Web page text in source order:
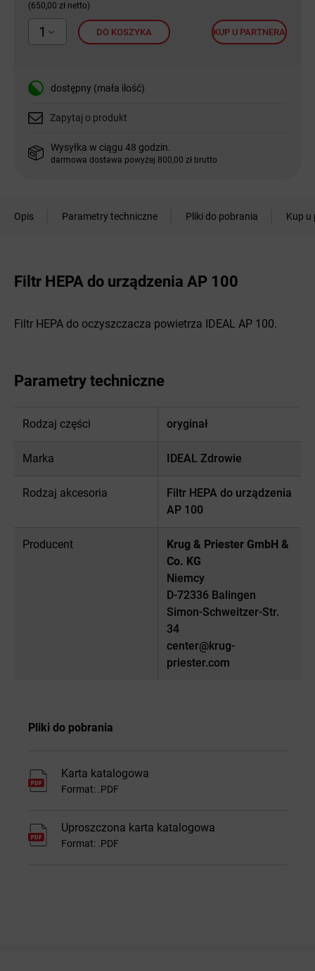
(650,00 zł netto)
1 DO KOSZYKA KUP U PARTNERA
dostępny (mała ilość)
Zapytaj o produkt
Wysyłka w ciągu 48 godzin.
darmowa dostawa powyżej 800,00 zł brutto
Opis Parametry techniczne Pliki do pobrania Kup u
Filtr HEPA do urządzenia AP 100
Filtr HEPA do oczyszczacza powietrza IDEAL AP 100.
Parametry techniczne
Rodzaj części oryginał
Marka IDEAL Zdrowie
Rodzaj akcesoria
Filtr HEPA do urządzenia
AP 100
Producent
Krug & Priester GmbH &
Co. KG
Niemcy
D-72336 Balingen
Simon-Schweitzer-Str.
34
center@krug-
priester.com
Pliki do pobrania
Karta katalogowa
Format: .PDF
Uproszczona karta katalogowa
Format: .PDF